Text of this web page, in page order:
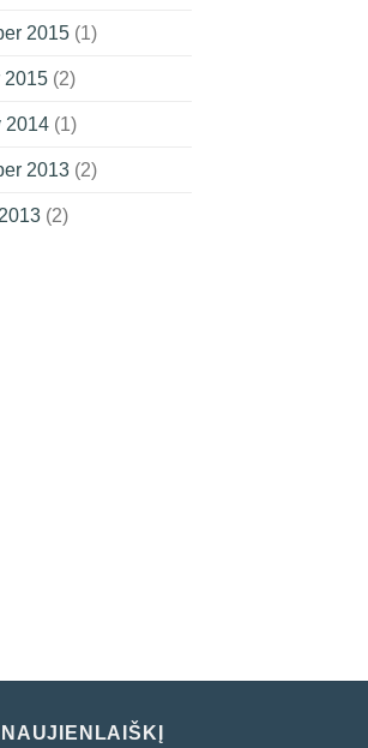
2015(1)
2015(2)
2014(1)
2013(2)
(2)